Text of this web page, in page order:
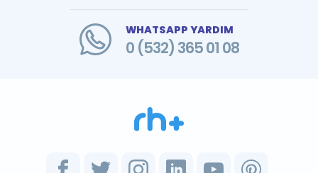
WHATSAPP YARDIM
0 (532) 365 01 08